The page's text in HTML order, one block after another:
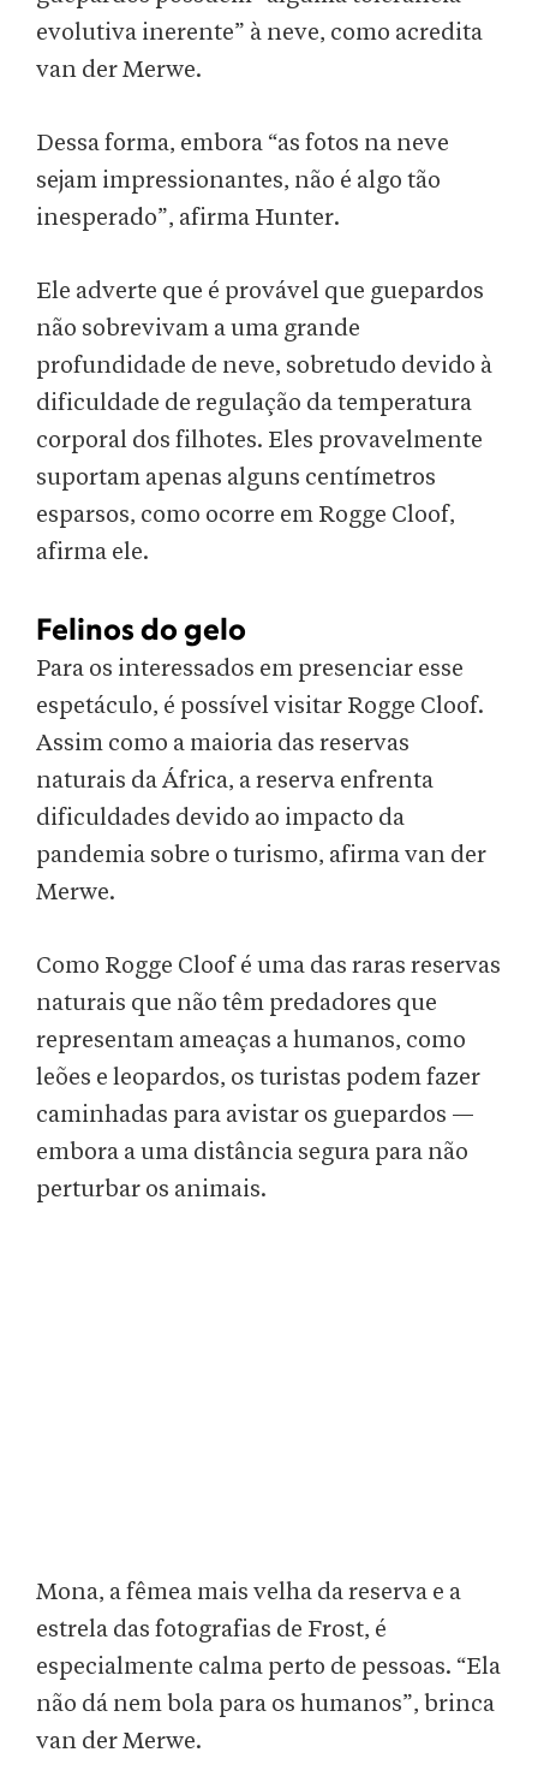
evolutiva inerente” à neve, como acredita
van der Merwe.
Dessa forma, embora “as fotos na neve
sejam impressionantes, não é algo tão
inesperado”, afirma Hunter.
Ele adverte que é provável que guepardos
não sobrevivam a uma grande
profundidade de neve, sobretudo devido à
dificuldade de regulação da temperatura
corporal dos filhotes. Eles provavelmente
suportam apenas alguns centímetros
esparsos, como ocorre em Rogge Cloof,
afirma ele.
Felinos do gelo
Para os interessados em presenciar esse
espetáculo, é possível visitar Rogge Cloof.
Assim como a maioria das reservas
naturais da África, a reserva enfrenta
dificuldades devido ao impacto da
pandemia sobre o turismo, afirma van der
Merwe.
Como Rogge Cloof é uma das raras reservas
naturais que não têm predadores que
representam ameaças a humanos, como
leões e leopardos, os turistas podem fazer
caminhadas para avistar os guepardos —
embora a uma distância segura para não
perturbar os animais.
Mona, a fêmea mais velha da reserva e a
estrela das fotografias de Frost, é
especialmente calma perto de pessoas. “Ela
não dá nem bola para os humanos”, brinca
van der Merwe.